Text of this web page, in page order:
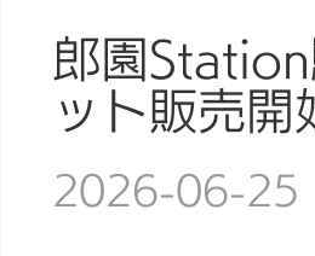
郎園
ット販売開
2026-06-25